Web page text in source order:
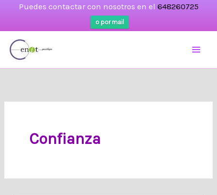
Puedes contactar con nosotros en el 648260725
o por mail
Confianza